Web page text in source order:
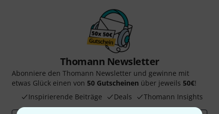
Thomann Newsletter
Abonniere den Thomann Newsletter und gewinne mit
etwas Glück einen von 50 Gutscheinen über jeweils 50€!
Inspirierende Beiträge
Deals Thomann Insights